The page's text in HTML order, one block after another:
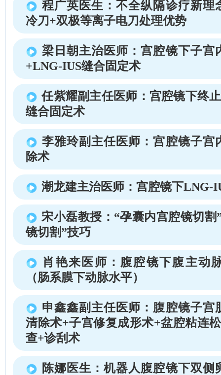
程广英医生：不全纵隔诊疗新理
冷刀+双极等离子电刀处理优势
梁日朝主治医师：宫腔镜下子宫
+LNG-IUS缝合固定术
任紫耀副主任医师：宫腔镜下终
缝合固定术
李雅玲副主任医师：宫腔镜子宫
除术
潮龙建主治医师：宫腔镜下LNG-
宋小磊教授：“孕囊内宫腔镜切割
镜切割”技巧
肖艳来医师：腹腔镜下腹主动
（肠系膜下动脉水平）
申鑫鑫副主任医师：腹腔镜子宫
清除术+子宫修复成形术+盆腔粘连
查+诊刮术
陈娜医生：机器人腹腔镜下双侧